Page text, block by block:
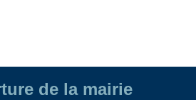
de la mairie